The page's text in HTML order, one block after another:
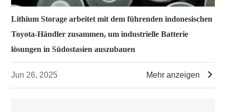
Lithium Storage arbeitet mit dem führenden indonesischen
Toyota-Händler zusammen, um industrielle Batterie
lösungen in Südostasien auszubauen
Jun 26, 2025 Mehr anzeigen 